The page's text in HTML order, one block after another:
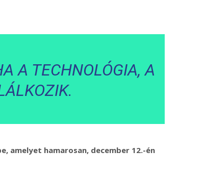
A TECHNOLÓGIA, A
amelyet hamarosan, december 12.-én